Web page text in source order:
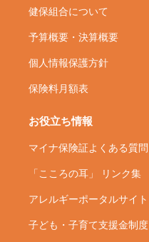
健保組合について
予算概要・決算概要
個人情報保護方針
保険料月額表
お役立ち情報
マイナ保険証よくある質問
「こころの耳」 リンク集
アレルギーポータルサイト
子ども・子育て支援金制度